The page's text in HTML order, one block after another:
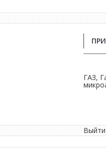
ГАЗ,
Выйти